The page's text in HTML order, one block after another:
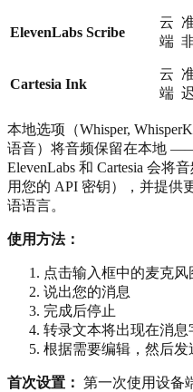
ElevenLabs Scribe
云
端
Cartesia Ink
云
端
本地选项（Whisper,
语音）将音频保留在本地
ElevenLabs 和 Cartesia 会将
用您的 API 密钥），并提供
语语言。
使用方法：
点击输入框中的麦克风
说出您的消息
完成后停止
转录文本将出现在消息
根据需要编辑，然后发
首次设置： 第一次使用设备